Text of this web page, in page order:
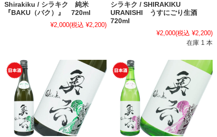
Shirakiku / シラキク 純米
『BAKU（バク）』 720ml
¥2,000(税込 ¥2,200)
シラキク / SHIRAKIKU
URANISHI うすにごり生酒
720ml
¥2,000(税込 ¥2,200)
在庫 1 本